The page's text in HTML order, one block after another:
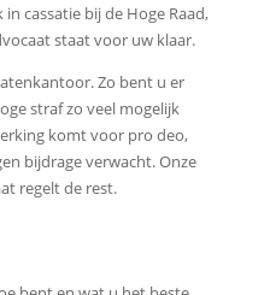
cassatie bij de Hoge Raad,
staat voor uw klaar.
Zo bent u er
straf zo veel mogelijk
komt voor pro deo,
bijdrage verwacht. Onze
regelt de rest.